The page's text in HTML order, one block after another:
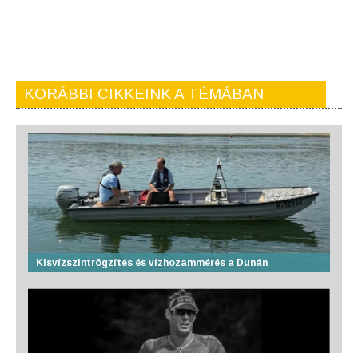
KORÁBBI CIKKEINK A TÉMÁBAN
Kisvízszintrögzítés és vízhozammérés a Dunán